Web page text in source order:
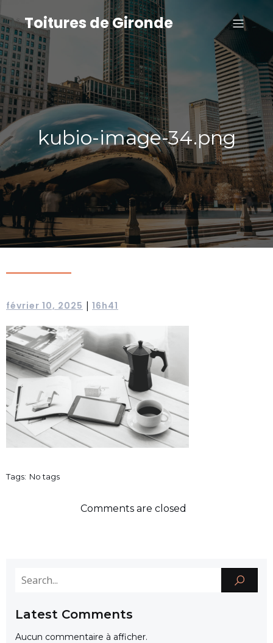
Toitures de Gironde
kubio-image-34.png
février 10, 2025 16h41
Tags: No tags
Comments are closed
Latest Comments
Aucun commentaire à afficher.